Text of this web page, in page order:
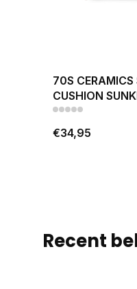
70S CERAMICS
CUSHION
€34,95
Recent